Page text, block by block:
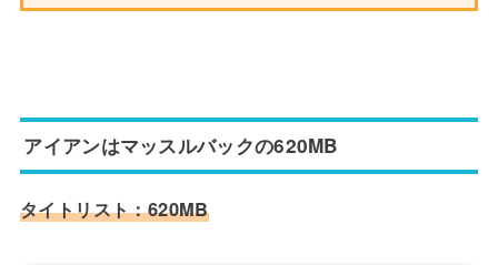
アイアンはマッスルバックの620MB
タイトリスト：620MB